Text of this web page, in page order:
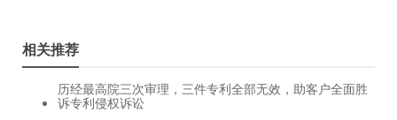
相关推荐
历经最高院三次审理，三件专利全部无效，助客户全面胜
诉专利侵权诉讼